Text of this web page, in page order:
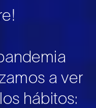
a ver
hábitos: